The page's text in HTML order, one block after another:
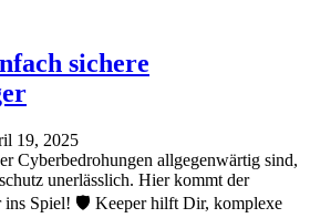
sichere
19, 2025
Cyberbedrohungen allgegenwärtig sind,
unerlässlich. Hier kommt der
ins Spiel! 🛡️ Keeper hilft Dir, komplexe